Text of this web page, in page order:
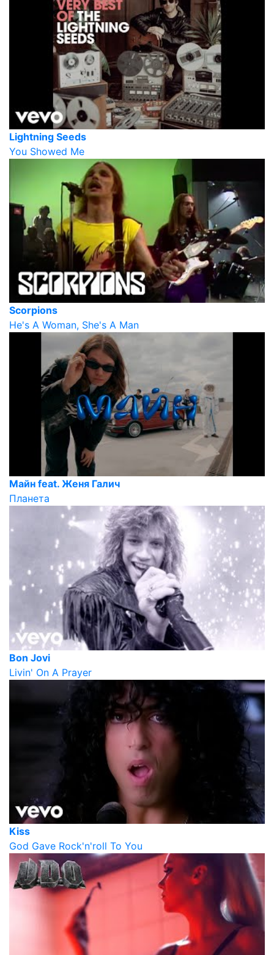
Lightning Seeds
You Showed Me
Scorpions
He's A Woman, She's A Man
Майн feat. Женя Галич
Планета
Bon Jovi
Livin' On A Prayer
Kiss
God Gave Rock'n'roll To You